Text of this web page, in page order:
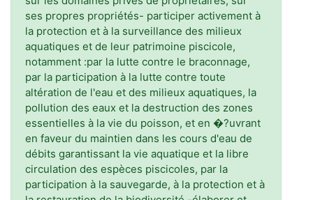
ses propres propriétés- participer activement à
la protection et à la surveillance des milieux
aquatiques et de leur patrimoine piscicole,
notamment :par la lutte contre le braconnage,
par la participation à la lutte contre toute
altération de l'eau et des milieux aquatiques, la
pollution des eaux et la destruction des zones
essentielles à la vie du poisson, et en �?uvrant
en faveur du maintien dans les cours d'eau de
débits garantissant la vie aquatique et la libre
circulation des espèces piscicoles, par la
participation à la sauvegarde, à la protection et à